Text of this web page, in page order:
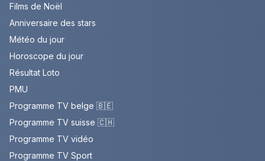
Films de Noël
Anniversaire des stars
Météo du jour
Horoscope du jour
Résultat Loto
PMU
Programme TV belge 🇧🇪
Programme TV suisse 🇨🇭
Programme TV vidéo
Programme TV Sport